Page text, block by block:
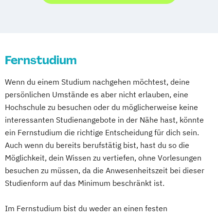
Business Intelligence (DE/EN)
Coaching und Supervision
Computer Science (DE/EN) Controlling
Customer Centricity
Cyber Security (DE/EN)
Data Management (DE/EN)
DevOps und Cloud Computing (DE/EN)
Digital Business (DE/EN)
Digital Business Management
Digital Innovation and Intrapreneurship
Fernstudium
Wenn du einem Studium nachgehen möchtest, deine
persönlichen Umstände es aber nicht erlauben, eine
Hochschule zu besuchen oder du möglicherweise keine
interessanten Studienangebote in der Nähe hast, könnte
ein Fernstudium die richtige Entscheidung für dich sein.
Auch wenn du bereits berufstätig bist, hast du so die
Möglichkeit, dein Wissen zu vertiefen, ohne Vorlesungen
besuchen zu müssen, da die Anwesenheitszeit bei dieser
Studienform auf das Minimum beschränkt ist.
Im Fernstudium bist du weder an einen festen